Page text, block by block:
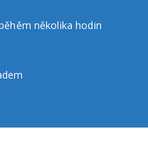
několika hodin